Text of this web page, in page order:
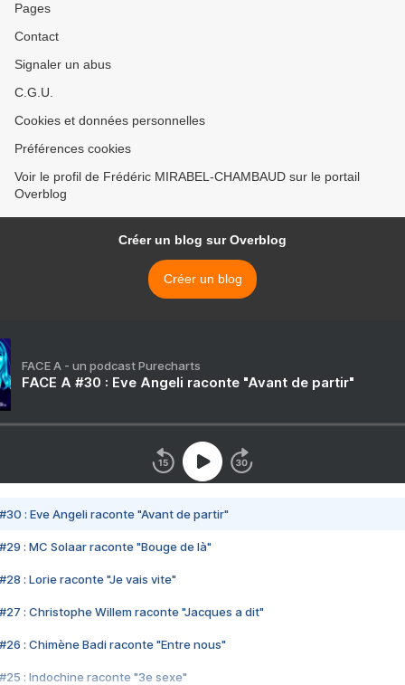
Pages
Contact
Signaler un abus
C.G.U.
Cookies et données personnelles
Préférences cookies
Voir le profil de Frédéric MIRABEL-CHAMBAUD sur le portail
Overblog
Créer un blog sur Overblog
Créer un blog
FACE A - un podcast Purecharts
FACE A #30 : Eve Angeli raconte "Avant de partir"
#30 : Eve Angeli raconte "Avant de partir"
#29 : MC Solaar raconte "Bouge de là"
#28 : Lorie raconte "Je vais vite"
#27 : Christophe Willem raconte "Jacques a dit"
#26 : Chimène Badi raconte "Entre nous"
#25 : Indochine raconte "3e sexe"